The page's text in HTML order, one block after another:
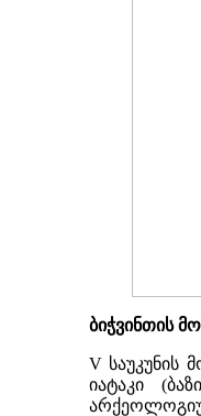
ბიჭვინთის
V საუკუნის
იატაკი